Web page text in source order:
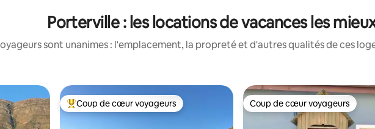
Porterville : les locations de vacances les
sont unanimes : l'emplacement, la propreté et d'autres qualités de ces
Coup de cœur voyageurs parmi les plus aimés
Coup de cœur voyageurs Coup de cœur voyageurs
Coup de cœur voyageurs